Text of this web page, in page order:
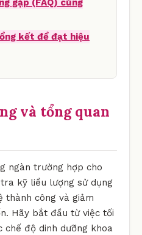
gặp (FAQ) cùng
kết để đạt hiệu
và tổng quan
ngàn trường hợp cho
kỹ liều lượng sử dụng
công và giảm
Hãy bắt đầu từ việc tối
chế độ dinh dưỡng khoa